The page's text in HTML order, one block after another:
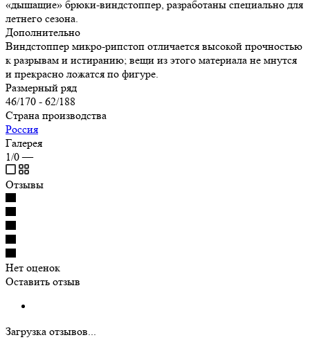
«дышащие» брюки-виндстоппер, разработаны специально для
летнего сезона.
Дополнительно
Виндстоппер микро-рипстоп отличается высокой прочностью
к разрывам и истиранию; вещи из этого материала не мнутся
и прекрасно ложатся по фигуре.
Размерный ряд
46/170 - 62/188
Страна производства
Россия
Галерея
1/0 —
Отзывы
Нет оценок
Оставить отзыв
Загрузка отзывов...